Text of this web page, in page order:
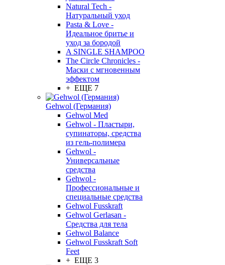
Natural Tech -
Натуральный уход
Pasta & Love -
Идеальное бритье и
уход за бородой
A SINGLE SHAMPOO
The Circle Chronicles -
Маски с мгновенным
эффектом
+ ЕЩЕ 7
Gehwol (Германия)
Gehwol Med
Gehwol - Пластыри,
супинаторы, средства
из гель-полимера
Gehwol -
Универсальные
средства
Gehwol -
Профессиональные и
специальные средства
Gehwol Fusskraft
Gehwol Gerlasan -
Средства для тела
Gehwol Balance
Gehwol Fusskraft Soft
Feet
+ ЕЩЕ 3